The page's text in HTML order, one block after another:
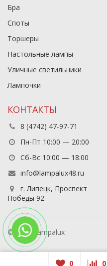
Бра
Споты
Торшеры
Настольные лампы
Уличные светильники
Лампочки
КОНТАКТЫ
8 (4742) 47-97-71
Пн-Пт 10:00 — 20:00
Сб-Вс 10:00 — 18:00
info@lampalux48.ru
г. Липецк, Проспект
Победы 92
© 2026 Lampalux
0 0